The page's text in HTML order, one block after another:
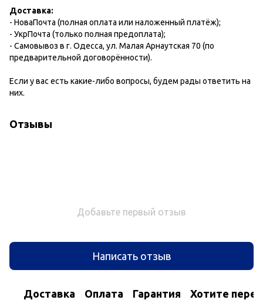
Доставка:
- НоваПочта (полная оплата или наложенный платёж);
- УкрПочта (только полная предоплата);
- Самовывоз в г. Одесса, ул. Малая Арнаутская 70 (по
предварительной договорённости).
Если у вас есть какие-либо вопросы, будем рады ответить на
них.
Отзывы
Добавьте первый отзыв
Написать отзыв
Доставка Оплата Гарантия Хотите